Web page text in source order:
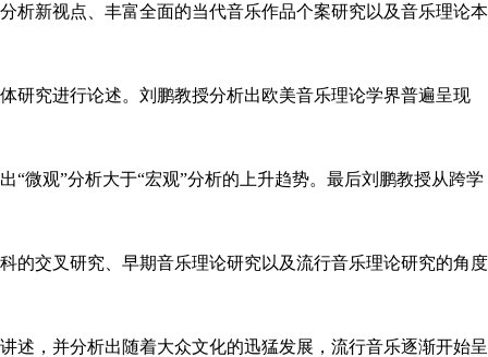
分析新视点、丰富全面的当代音乐作品个案研究以及音乐理论本
体研究进行论述。刘鹏教授分析出欧美音乐理论学界普遍呈现
出“微观”分析大于“宏观”分析的上升趋势。最后刘鹏教授从跨学
科的交叉研究、早期音乐理论研究以及流行音乐理论研究的角度
讲述，并分析出随着大众文化的迅猛发展，流行音乐逐渐开始呈